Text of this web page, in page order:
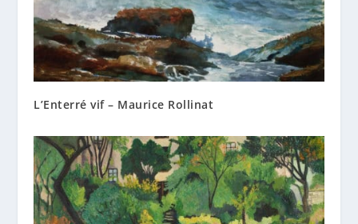
L’Enterré vif – Maurice Rollinat